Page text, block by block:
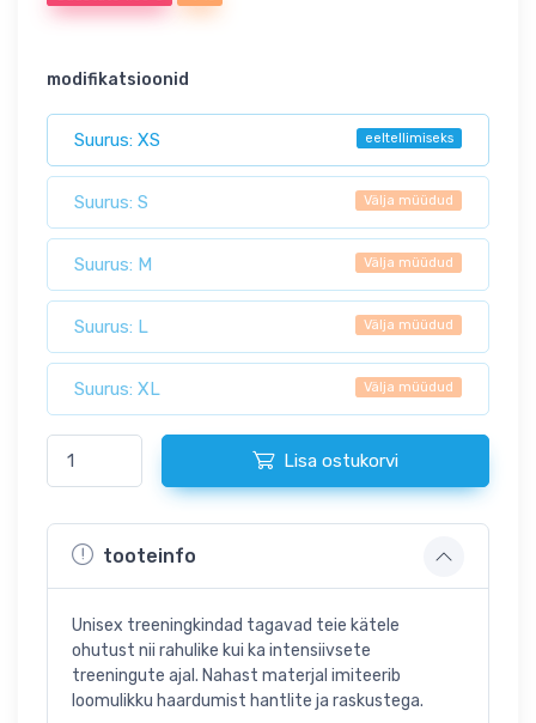
modifikatsioonid
Suurus: XS eeltellimiseks
Suurus: S Välja müüdud
Suurus: M Välja müüdud
Suurus: L Välja müüdud
Suurus: XL Välja müüdud
Lisa ostukorvi
tooteinfo
Unisex treeningkindad tagavad teie kätele
ohutust nii rahulike kui ka intensiivsete
treeningute ajal. Nahast materjal imiteerib
loomulikku haardumist hantlite ja raskustega.